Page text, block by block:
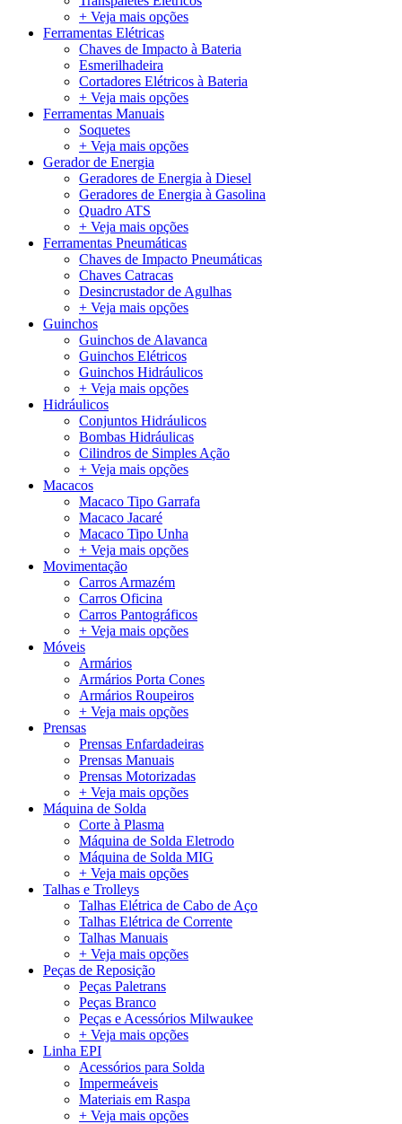
+ Veja mais opções
Ferramentas Elétricas
Chaves de Impacto à Bateria
Esmerilhadeira
Cortadores Elétricos à Bateria
+ Veja mais opções
Ferramentas Manuais
Soquetes
+ Veja mais opções
Gerador de Energia
Geradores de Energia à Diesel
Geradores de Energia à Gasolina
Quadro ATS
+ Veja mais opções
Ferramentas Pneumáticas
Chaves de Impacto Pneumáticas
Chaves Catracas
Desincrustador de Agulhas
+ Veja mais opções
Guinchos
Guinchos de Alavanca
Guinchos Elétricos
Guinchos Hidráulicos
+ Veja mais opções
Hidráulicos
Conjuntos Hidráulicos
Bombas Hidráulicas
Cilindros de Simples Ação
+ Veja mais opções
Macacos
Macaco Tipo Garrafa
Macaco Jacaré
Macaco Tipo Unha
+ Veja mais opções
Movimentação
Carros Armazém
Carros Oficina
Carros Pantográficos
+ Veja mais opções
Móveis
Armários
Armários Porta Cones
Armários Roupeiros
+ Veja mais opções
Prensas
Prensas Enfardadeiras
Prensas Manuais
Prensas Motorizadas
+ Veja mais opções
Máquina de Solda
Corte à Plasma
Máquina de Solda Eletrodo
Máquina de Solda MIG
+ Veja mais opções
Talhas e Trolleys
Talhas Elétrica de Cabo de Aço
Talhas Elétrica de Corrente
Talhas Manuais
+ Veja mais opções
Peças de Reposição
Peças Paletrans
Peças Branco
Peças e Acessórios Milwaukee
+ Veja mais opções
Linha EPI
Acessórios para Solda
Impermeáveis
Materiais em Raspa
+ Veja mais opções